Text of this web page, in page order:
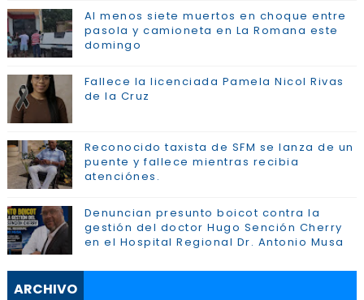
Al menos siete muertos en choque entre
pasola y camioneta en La Romana este
domingo
Fallece la licenciada Pamela Nicol Rivas
de la Cruz
Reconocido taxista de SFM se lanza de un
puente y fallece mientras recibia
atenciónes.
Denuncian presunto boicot contra la
gestión del doctor Hugo Sención Cherry
en el Hospital Regional Dr. Antonio Musa
ARCHIVO